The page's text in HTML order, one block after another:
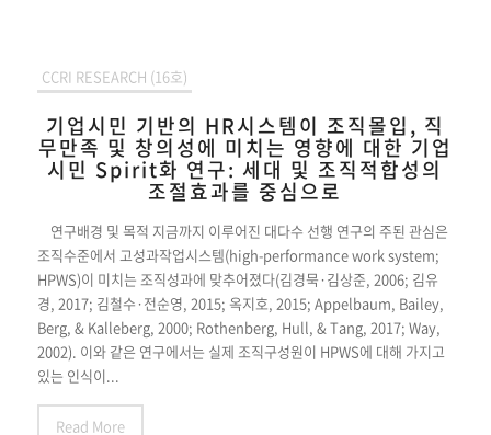
CCRI RESEARCH (16호)
기업시민 기반의 HR시스템이 조직몰입, 직
무만족 및 창의성에 미치는 영향에 대한 기업
시민 Spirit화 연구: 세대 및 조직적합성의
조절효과를 중심으로
연구배경 및 목적 지금까지 이루어진 대다수 선행 연구의 주된 관심은
조직수준에서 고성과작업시스템(high-performance work system;
HPWS)이 미치는 조직성과에 맞추어졌다(김경묵·김상준, 2006; 김유
경, 2017; 김철수·전순영, 2015; 옥지호, 2015; Appelbaum, Bailey,
Berg, & Kalleberg, 2000; Rothenberg, Hull, & Tang, 2017; Way,
2002). 이와 같은 연구에서는 실제 조직구성원이 HPWS에 대해 가지고
있는 인식이...
Read More